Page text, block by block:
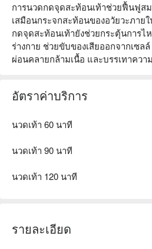
การนวดกดจุดสะท้อนเท้าช่วยฟื้นฟูสม
เสมือนกระจกสะท้อนของอวัยวะภาย
กดจุดสะท้อนเท้ายังช่วยกระตุ้นการไ
ร่างกาย ช่วยขับของเสียออกจากเซล
ผ่อนคลายกล้ามเนื้อ และบรรเทาควา
อัตราค่าบริการ
นวดเท้า 60 นาที
นวดเท้า 90 นาที
นวดเท้า 120 นาที
รายละเอียด